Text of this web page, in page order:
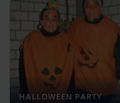
HALLOWEEN PARTY